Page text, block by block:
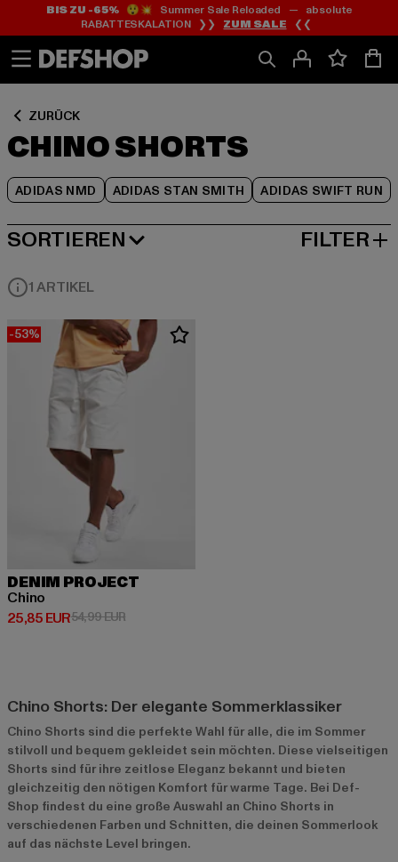
Zum
Inhalt
springen
Zum
Fußzeile
springen
BIS ZU -65%😲💥 Summer Sale Reloaded — absolute
RABATTESKALATION ❯❯ ZUM SALE ❮❮
ZURÜCK
CHINO SHORTS
ADIDAS NMD ADIDAS STAN SMITH ADIDAS SWIFT RUN
Zum
Produktraster
springen
SORTIEREN
BELIEBTESTE FILTER
1 ARTIKEL
-53%
DENIM PROJECT
Chino
25,85 EUR
Derzeitiger Preis: 25,85 EUR
54,99 EURAktionspreis: 54,99 EUR
Chino Shorts: Der elegante Sommerklassiker
Chino Shorts sind die perfekte Wahl für alle, die im Sommer
stilvoll und bequem gekleidet sein möchten. Diese vielseitigen
Shorts sind für ihre zeitlose Eleganz bekannt und bieten
gleichzeitig den nötigen Komfort für warme Tage. Bei Def-
Shop findest du eine große Auswahl an Chino Shorts in
verschiedenen Farben und Schnitten, die deinen Sommerlook
auf das nächste Level bringen.